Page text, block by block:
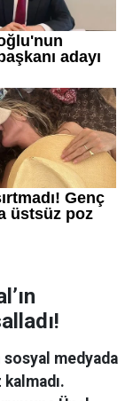
sosyal medyada